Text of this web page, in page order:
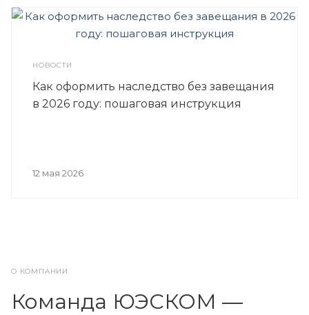
НОВОСТИ
Как оформить наследство без завещания
в 2026 году: пошаговая инструкция
12 мая 2026
О КОМПАНИИ
Команда ЮЭСКОМ —